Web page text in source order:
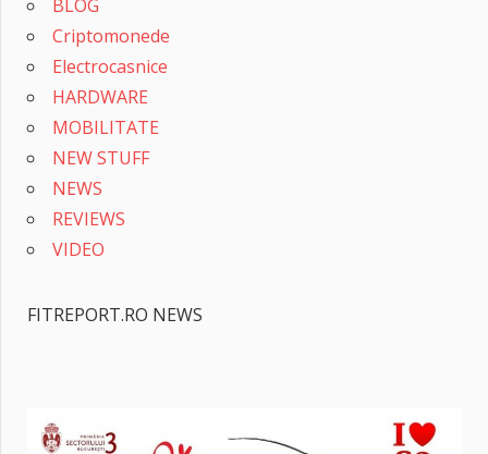
BLOG
Criptomonede
Electrocasnice
HARDWARE
MOBILITATE
NEW STUFF
NEWS
REVIEWS
VIDEO
FITREPORT.RO NEWS